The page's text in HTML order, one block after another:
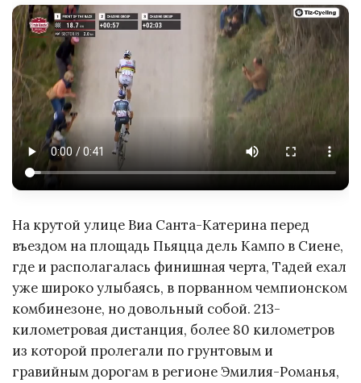
На крутой улице Виа Санта-Катерина перед
въездом на площадь Пьяцца дель Кампо в Сиене,
где и располагалась финишная черта, Тадей ехал
уже широко улыбаясь, в порванном чемпионском
комбинезоне, но довольный собой. 213-
километровая дистанция, более 80 километров
из которой пролегали по грунтовым и
гравийным дорогам в регионе Эмилия-Романья,